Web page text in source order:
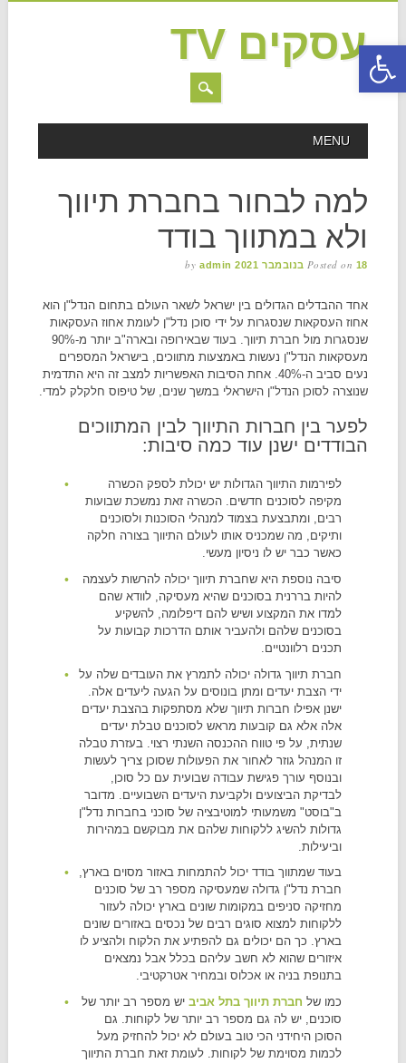
פתח סרגל נגישות
עסקים TV
MAIN MENU
MENU
למה לבחור בחברת תיווך
ולא במתווך בודד
Posted on 18 בנובמבר 2021 by admin
אחד ההבדלים הגדולים בין ישראל לשאר העולם בתחום הנדל"ן הוא
אחוז העסקאות שנסגרות על ידי סוכן נדל"ן לעומת אחוז העסקאות
שנסגרות מול חברת תיווך. בעוד שבאירופה ובארה"ב יותר מ-90%
מעסקאות הנדל"ן נעשות באמצעות מתווכים, בישראל המספרים
נעים סביב ה-40%. אחת הסיבות האפשריות למצב זה היא התדמית
שנוצרה לסוכן הנדל"ן הישראלי במשך שנים, של טיפוס חלקלק למדי.
לפער בין חברות התיווך לבין המתווכים
הבודדים ישנן עוד כמה סיבות:
לפירמות התיווך הגדולות יש יכולת לספק הכשרה
מקיפה לסוכנים חדשים. הכשרה זאת נמשכת שבועות
רבים, ומתבצעת בצמוד למנהלי הסוכנות ולסוכנים
ותיקים, מה שמכניס אותו לעולם התיווך בצורה חלקה
כאשר כבר יש לו ניסיון מעשי.
סיבה נוספת היא שחברת תיווך יכולה להרשות לעצמה
להיות בררנית בסוכנים שהיא מעסיקה, לוודא שהם
למדו את המקצוע ושיש להם דיפלומה, להשקיע
בסוכנים שלהם ולהעביר אותם הדרכות קבועות על
תכנים רלוונטיים.
חברת תיווך גדולה יכולה לתמרץ את העובדים שלה על
ידי הצבת יעדים ומתן בונוסים על הגעה ליעדים אלה.
ישנן אפילו חברות תיווך שלא מסתפקות בהצבת יעדים
אלה אלא גם קובעות מראש לסוכנים טבלת יעדים
שנתית, על פי טווח ההכנסה השנתי רצוי. בעזרת טבלה
זו המנהל גוזר לאחור את הפעולות שסוכן צריך לעשות
ובנוסף עורך פגישת עבודה שבועית עם כל סוכן,
לבדיקת הביצועים ולקביעת היעדים השבועיים. מדובר
ב"בוסט" משמעותי למוטיבציה של סוכני בחברות נדל"ן
גדולות להשיג ללקוחות שלהם את מבוקשם במהירות
וביעילות.
בעוד שמתווך בודד יכול להתמחות באזור מסוים בארץ,
חברת נדל"ן גדולה שמעסיקה מספר רב של סוכנים
מחזיקה סניפים במקומות שונים בארץ יכולה לעזור
ללקוחות למצוא סוגים רבים של נכסים באזורים שונים
בארץ. כך הם יכולים גם להפתיע את הלקוח ולהציע לו
איזורים שהוא לא חשב עליהם בכלל אבל נמצאים
בתנופת בניה או אכלוס ובמחיר אטרקטיבי.
כמו של חברת תיווך בתל אביביש מספר רב יותר של
סוכנים, יש לה גם מספר רב יותר של לקוחות. גם
הסוכן היחידני הכי טוב בעולם לא יכול להחזיק מעל
לכמות מסוימת של לקוחות. לעומת זאת חברת התיווך